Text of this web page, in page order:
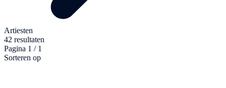
Artiesten
42 resultaten
Pagina 1 / 1
Sorteren op